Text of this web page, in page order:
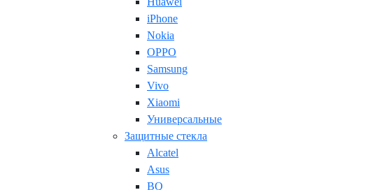
iPhone
Nokia
OPPO
Samsung
Vivo
Xiaomi
Универсальные
Защитные стекла
Alcatel
Asus
BQ